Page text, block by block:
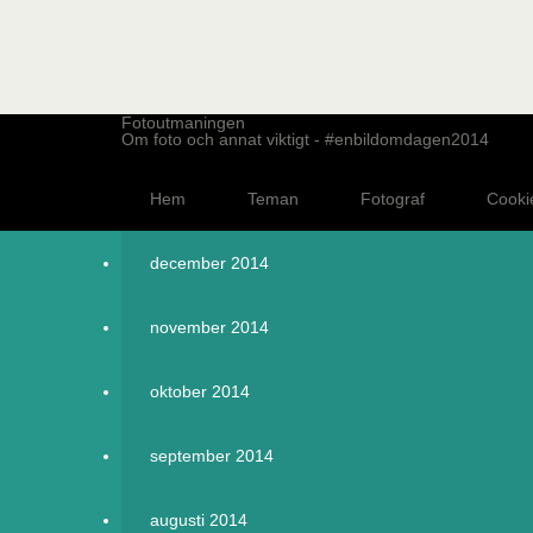
Fotoutmaningen
Om foto och annat viktigt - #enbildomdagen2014
Hem Teman Fotograf
december 2014
november 2014
oktober 2014
september 2014
augusti 2014